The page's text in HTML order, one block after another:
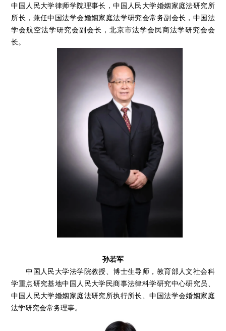
中国人民大学律师学院理事长，中国人民大学婚姻家庭法研究所
所长，兼任中国法学会婚姻家庭法学研究会常务副会长，中国法
学会航空法学研究会副会长，北京市法学会民商法学研究会会
长。
孙若军
中国人民大学法学院教授、博士生导师，教育部人文社会科
学重点研究基地中国人民大学民商事法律科学研究中心研究员、
中国人民大学婚姻家庭法研究所执行所长、中国法学会婚姻家庭
法学研究会常务理事。